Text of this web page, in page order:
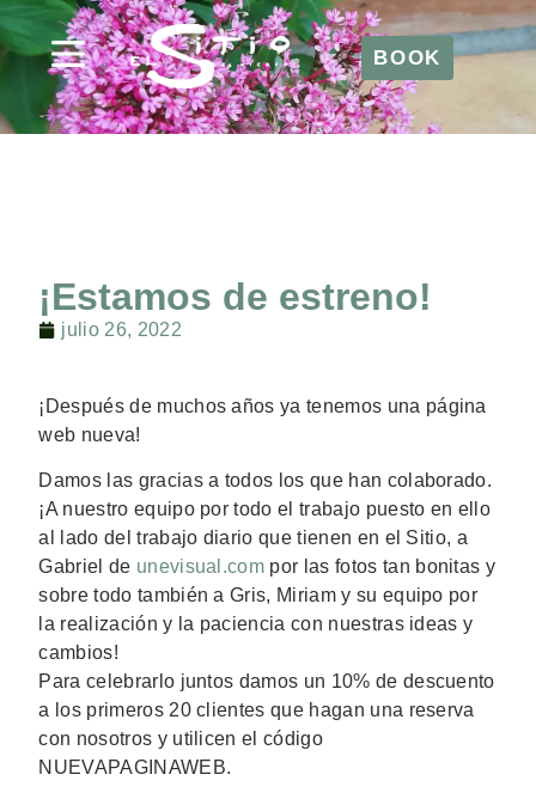
BOOKBOOK
¡Estamos de estreno!
julio 26, 2022
¡Después de muchos años ya tenemos una página
web nueva!
Damos las gracias a todos los que han colaborado.
¡A nuestro equipo por todo el trabajo puesto en ello
al lado del trabajo diario que tienen en el Sitio, a
Gabriel de unevisual.com por las fotos tan bonitas y
sobre todo también a Gris, Miriam y su equipo por
la realización y la paciencia con nuestras ideas y
cambios!
Para celebrarlo juntos damos un 10% de descuento
a los primeros 20 clientes que hagan una reserva
con nosotros y utilicen el código
NUEVAPAGINAWEB.